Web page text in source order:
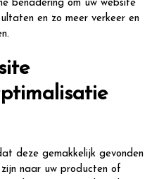
benadering om uw website
en zo meer verkeer en
deze gemakkelijk gevonden
naar uw producten of